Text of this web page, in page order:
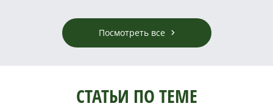
Посмотреть все
СТАТЬИ ПО ТЕМЕ